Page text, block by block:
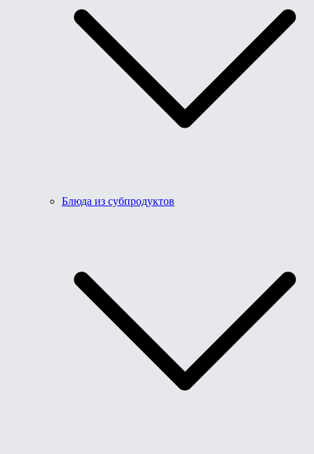
Блюда из субпродуктов